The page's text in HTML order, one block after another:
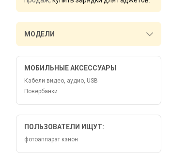
МОДЕЛИ
МОБИЛЬНЫЕ АКСЕССУАРЫ
Кабели видео, аудио, USB
Повербанки
ПОЛЬЗОВАТЕЛИ ИЩУТ:
фотоаппарат кэнон